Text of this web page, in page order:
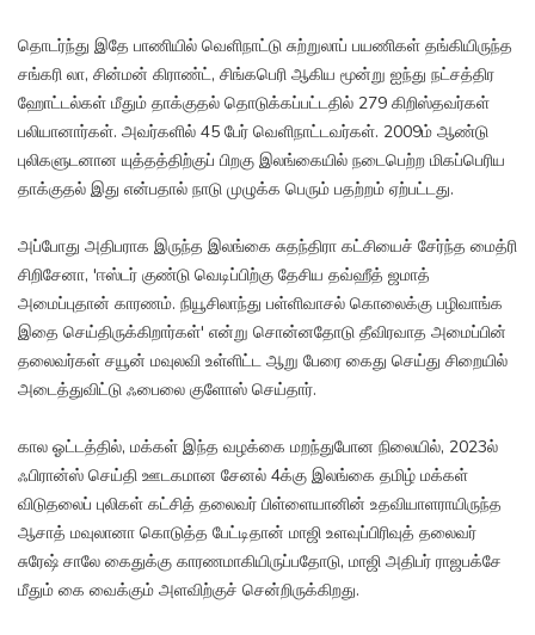
தொடர்ந்து இதே பாணியில் வெளிநாட்டு சுற்றுலாப் பயணிகள் தங்கியிருந்த
சங்கரி லா, சின்மன் கிராண்ட், சிங்கபெரி ஆகிய மூன்று ஐந்து நட்சத்திர
ஹோட்டல்கள் மீதும் தாக்குதல் தொடுக்கப்பட்டதில் 279 கிறிஸ்தவர்கள்
பலியானார்கள். அவர்களில் 45 பேர் வெளிநாட்டவர்கள். 2009ம் ஆண்டு
புலிகளுடனான யுத்தத்திற்குப் பிறகு இலங்கையில் நடைபெற்ற மிகப்பெரிய
தாக்குதல் இது என்பதால் நாடு முழுக்க பெரும் பதற்றம் ஏற்பட்டது.
அப்போது அதிபராக இருந்த இலங்கை சுதந்திரா கட்சியைச் சேர்ந்த மைத்ரி
சிறிசேனா, 'ஈஸ்டர் குண்டு வெடிப்பிற்கு தேசிய தவ்ஹீத் ஜமாத்
அமைப்புதான் காரணம். நியூசிலாந்து பள்ளிவாசல் கொலைக்கு பழிவாங்க
இதை செய்திருக்கிறார்கள்' என்று சொன்னதோடு தீவிரவாத அமைப்பின்
தலைவர்கள் சயூன் மவுலவி உள்ளிட்ட ஆறு பேரை கைது செய்து சிறையில்
அடைத்துவிட்டு ஃபைலை குளோஸ் செய்தார்.
கால ஓட்டத்தில், மக்கள் இந்த வழக்கை மறந்துபோன நிலையில், 2023ல்
ஃபிரான்ஸ் செய்தி ஊடகமான சேனல் 4க்கு இலங்கை தமிழ் மக்கள்
விடுதலைப் புலிகள் கட்சித் தலைவர் பிள்ளையானின் உதவியாளராயிருந்த
ஆசாத் மவுலானா கொடுத்த பேட்டிதான் மாஜி உளவுப்பிரிவுத் தலைவர்
சுரேஷ் சாலே கைதுக்கு காரணமாகியிருப்பதோடு, மாஜி அதிபர் ராஜபக்சே
மீதும் கை வைக்கும் அளவிற்குச் சென்றிருக்கிறது.